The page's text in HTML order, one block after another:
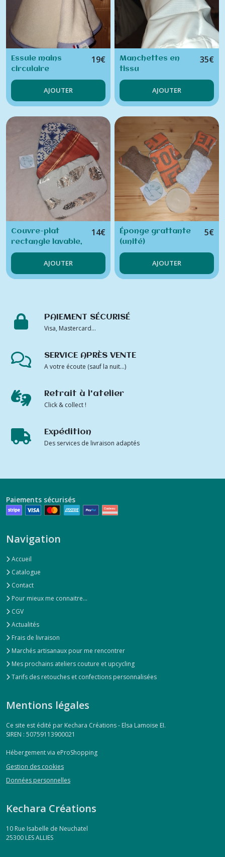
Essuie mains
circulaire
19€
AJOUTER
Manchettes en
tissu
imperméable,
approuvé contact
alimentaire, 1
35€
AJOUTER
Couvre-plat
rectangle lavable,
moyen format
14€
AJOUTER
Éponge grattante
(unité)
5€
AJOUTER
PAIEMENT SÉCURISÉ
Visa, Mastercard...
SERVICE APRÈS VENTE
A votre écoute (sauf la nuit...)
Retrait à l'atelier
Click & collect !
Expédition
Des services de livraison adaptés
Paiements sécurisés
Navigation
Accueil
Catalogue
Contact
Pour mieux me connaitre...
CGV
Actualités
Frais de livraison
Marchés artisanaux pour me rencontrer
Mes prochains ateliers couture et upcycling
Tarifs des retouches et confections personnalisées
Mentions légales
Ce site est édité par Kechara Créations - Elsa Lamoise EI.
SIREN : 50759113900021
Hébergement via eProShopping
Gestion des cookies
Données personnelles
Kechara Créations
10 Rue Isabelle de Neuchatel
25300 LES ALLIES